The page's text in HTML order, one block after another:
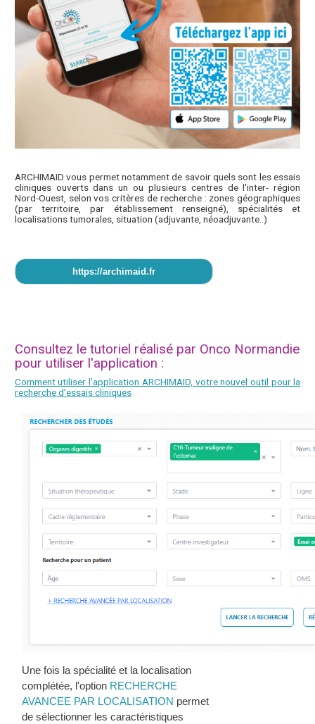
ARCHIMAID vous permet notamment de savoir quels sont les essais
cliniques ouverts dans un ou plusieurs centres de l'inter- région
Nord-Ouest, selon vos critères de recherche : zones géographiques
(par territoire, par établissement renseigné), spécialités et
localisations tumorales, situation (adjuvante, néoadjuvante..)
https://archimaid.fr
Consultez le tutoriel réalisé par Onco Normandie
pour utiliser l'application :
Comment utiliser l'application ARCHIMAID, votre nouvel outil pour la
recherche d’essais cliniques
Une fois la spécialité et la localisation
complétée, l'option RECHERCHE
AVANCEE PAR LOCALISATION permet
de sélectionner les caractéristiques